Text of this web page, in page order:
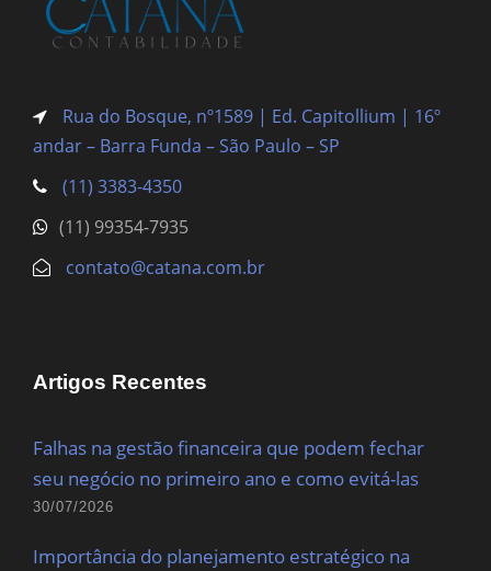
Rua do Bosque, nº1589 | Ed. Capitollium | 16º
andar – Barra Funda – São Paulo – SP
(11) 3383-4350
(11) 99354-7935
contato@catana.com.br
Artigos Recentes
Falhas na gestão financeira que podem fechar
seu negócio no primeiro ano e como evitá-las
30/07/2026
Importância do planejamento estratégico na